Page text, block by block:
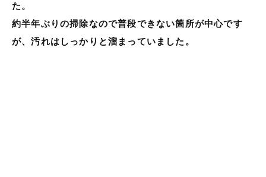
た。
約半年ぶりの掃除なので普段できない箇所が中心です
が、汚れはしっかりと溜まっていました。